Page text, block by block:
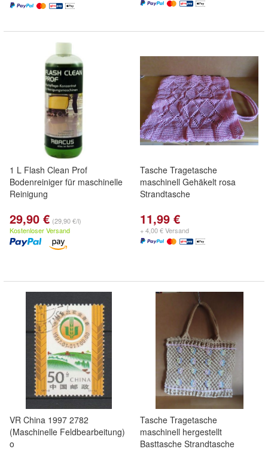
1 L Flash Clean Prof
Bodenreiniger für maschinelle
Reinigung
29,90 € (29,90 €/l)
Kostenloser Versand
Tasche Tragetasche
maschinell Gehäkelt rosa
Strandtasche
11,99 €
+ 4,00 € Versand
VR China 1997 2782
(Maschinelle Feldbearbeitung)
o
Tasche Tragetasche
maschinell hergestellt
Basttasche Strandtasche